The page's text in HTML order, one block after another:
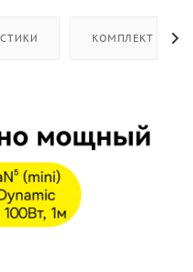
КОМПЛЕКТ